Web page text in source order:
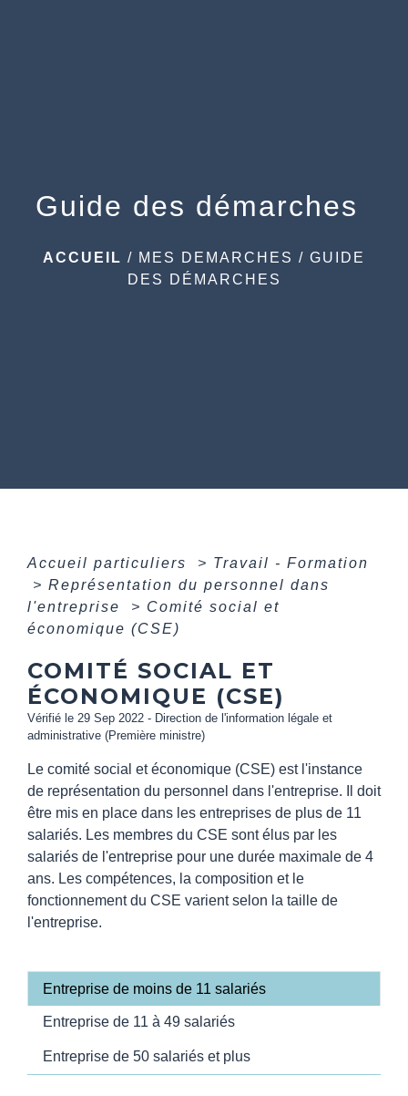
Guide des démarches
ACCUEIL / MES DEMARCHES / GUIDE
DES DÉMARCHES
Accueil particuliers > Travail - Formation
> Représentation du personnel dans
l'entreprise
> Comité social et
économique (CSE)
COMITÉ SOCIAL ET
ÉCONOMIQUE (CSE)
Vérifié le 29 Sep 2022 - Direction de l'information légale et
administrative (Première ministre)
Le comité social et économique (CSE) est l'instance
de représentation du personnel dans l'entreprise. Il doit
être mis en place dans les entreprises de plus de 11
salariés. Les membres du CSE sont élus par les
salariés de l'entreprise pour une durée maximale de 4
ans. Les compétences, la composition et le
fonctionnement du CSE varient selon la taille de
l'entreprise.
Entreprise de moins de 11 salariés
Entreprise de 11 à 49 salariés
Entreprise de 50 salariés et plus